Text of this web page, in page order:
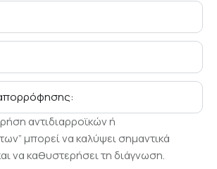
αντιδιαρροϊκών ή
μπορεί να καλύψει σημαντικά
να καθυστερήσει τη διάγνωση.